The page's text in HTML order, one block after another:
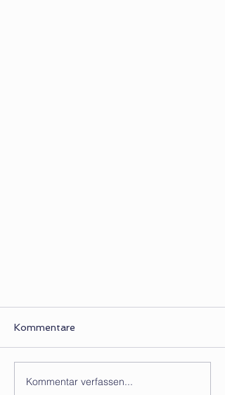
Kommentare
Kommentar verfassen...